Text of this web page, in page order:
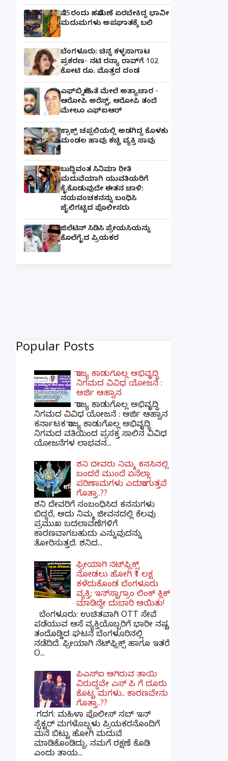
ಸೆ.25ರಂದು ಹಸೆಮಣೆ ಏರಬೇಕಿದ್ದ ಭಾವೀ
ಮದುಮಗಳು ಅಪಘಾತಕ್ಕೆ ಬಲಿ
ಬೆಂಗಳೂರು: ಚಿನ್ನ ಕಳ್ಳಸಾಗಾಟ
ಪ್ರಕರಣ- ನಟಿ ರನ್ಯಾ ರಾವ್‌ಗೆ 102
ಕೋಟಿ ರೂ. ಮೊತ್ತದ ದಂಡ
ಎಫ್‌ಬಿ ಸ್ನೇಹಿತೆ ಮೇಲೆ ಅತ್ಯಾಚಾರ -
ಆರೋಪಿ ಅರೆಸ್ಟ್, ಆರೋಪಿ ತಂದೆ
ಮೇಲೂ ಎಫ್ಐಆರ್
ಕ್ರಾಕ್ಸ್ ಚಪ್ಪಲಿಯಲ್ಲಿ ಅಡಗಿದ್ದ ಕೊಳಕು
ಮಂಡಲ ಹಾವು ಕಚ್ಚಿ ವ್ಯಕ್ತಿ ಸಾವು
ಬುದ್ಧಿವಂತ ಸಿನಿಮಾ ರೀತಿ
ಮದುವೆಯಾಗಿ ಯುವತಿಯರಿಗೆ
ಕೈಕೊಡುವುದೇ ಈತನ ಚಾಳಿ:
ನಯವಂಚಕನನ್ನು ಬಂಧಿಸಿ
ಜೈಲಿಗಟ್ಟಿದ ಪೊಲೀಸರು
ಜಿಲೆಟಿನ್ ಸಿಡಿಸಿ ಪ್ರೇಯಸಿಯನ್ನು
ಕೊಲೆಗೈದ ಪ್ರಿಯಕರ
Popular Posts
ರಾಜ್ಯ ಕಾಡುಗೊಲ್ಲ ಅಭಿವೃದ್ಧಿ
ನಿಗಮದ ವಿವಿಧ ಯೋಜನೆ :
ಅರ್ಜಿ ಆಹ್ವಾನ
ರಾಜ್ಯ ಕಾಡುಗೊಲ್ಲ ಅಭಿವೃದ್ಧಿ
ನಿಗಮದ ವಿವಿಧ ಯೋಜನೆ : ಅರ್ಜಿ ಆಹ್ವಾನ
ಕರ್ನಾಟಕ ರಾಜ್ಯ ಕಾಡುಗೊಲ್ಲ ಅಭಿವೃದ್ಧಿ
ನಿಗಮದ ವತಿಯಿಂದ ಪ್ರಸಕ್ತ ಸಾಲಿನ ವಿವಿಧ
ಯೋಜನೆಗಳ ಲಾಭವನ...
ಶನಿ ದೇವರು ನಿಮ್ಮ ಕನಸಿನಲ್ಲಿ
ಬಂದರೆ ಮುಂದೆ ಏನೆಲ್ಲಾ
ಪರಿಣಾಮಗಳು ಎದುರಾಗುತ್ತವೆ
ಗೊತ್ತಾ..??
ಶನಿ ದೇವರಿಗೆ ಸಂಬಂಧಿಸಿದ ಕನಸುಗಳು
ಬಿದ್ದರೆ, ಅದು ನಿಮ್ಮ ಜೀವನದಲ್ಲಿ ಕೆಲವು
ಪ್ರಮುಖ ಬದಲಾವಣೆಗಳಿಗೆ
ಕಾರಣವಾಗಬಹುದು ಎನ್ನುವುದನ್ನು
ತೋರಿಸುತ್ತದೆ. ಶನಿದ...
ಫ್ರೀಯಾಗಿ ನೆಟ್‌ಫ್ಲಿಕ್ಸ್
ನೋಡಲು ಹೋಗಿ ₹1 ಲಕ್ಷ
ಕಳೆದುಕೊಂಡ ಬೆಂಗಳೂರು
ವ್ಯಕ್ತಿ; ಇನ್‌ಸ್ಟಾಗ್ರಾಂ ಲಿಂಕ್ ಕ್ಲಿಕ್
ಮಾಡಿದ್ದೇ ದುಬಾರಿ ಆಯಿತು!
ಬೆಂಗಳೂರು: ಉಚಿತವಾಗಿ OTT ಸೇವೆ
ಪಡೆಯುವ ಆಸೆ ವ್ಯಕ್ತಿಯೊಬ್ಬರಿಗೆ ಭಾರೀ ನಷ್ಟ
ತಂದೊಡ್ಡಿದ ಘಟನೆ ಬೆಂಗಳೂರಿನಲ್ಲಿ
ನಡೆದಿದೆ. ಫ್ರೀಯಾಗಿ ನೆಟ್‌ಫ್ಲಿಕ್ಸ್ ಹಾಗೂ ಇತರೆ
O...
ಪಿಎಸ್​ಐ ಆಗಿರುವ ತಾಯಿ
ವಿರುದ್ಧವೇ ಎಸ್ ಪಿ ಗೆ ದೂರು
ಕೊಟ್ಟ ಮಗಳು.. ಕಾರಣವೇನು
ಗೊತ್ತಾ..??
ಗದಗ​: ಮಹಿಳಾ ಪೊಲೀಸ್​ ಸಬ್ ​ಇನ್​
ಸ್ಪೆಕ್ಟರ್​ ಮಗಳೊಬ್ಬಳು ಪ್ರಿಯಕರನೊಂದಿಗೆ
ಮನೆ ಬಿಟ್ಟು ಹೋಗಿ ಮದುವೆ
ಮಾಡಿಕೊಂಡಿದ್ದು, ನಮಗೆ ರಕ್ಷಣೆ ಕೊಡಿ
ಎಂದು ತಾಯ...